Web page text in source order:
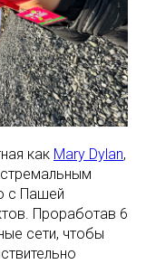
как Mary Dylan,
с Пашей
Проработав 6
сети, чтобы